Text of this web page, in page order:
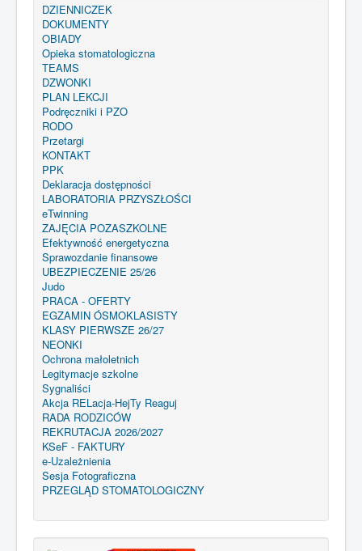
DZIENNICZEK
DOKUMENTY
OBIADY
Opieka stomatologiczna
TEAMS
DZWONKI
PLAN LEKCJI
Podręczniki i PZO
RODO
Przetargi
KONTAKT
PPK
Deklaracja dostępności
LABORATORIA PRZYSZŁOŚCI
eTwinning
ZAJĘCIA POZASZKOLNE
Efektywność energetyczna
Sprawozdanie finansowe
UBEZPIECZENIE 25/26
Judo
PRACA - OFERTY
EGZAMIN ÓSMOKLASISTY
KLASY PIERWSZE 26/27
NEONKI
Ochrona małoletnich
Legitymacje szkolne
Sygnaliści
Akcja RELacja-HejTy Reaguj
RADA RODZICÓW
REKRUTACJA 2026/2027
KSeF - FAKTURY
e-Uzależnienia
Sesja Fotograficzna
PRZEGLĄD STOMATOLOGICZNY